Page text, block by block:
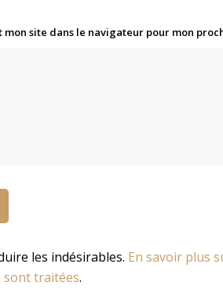
site dans le navigateur pour mon
les indésirables. En savoir plus
sont traitées.